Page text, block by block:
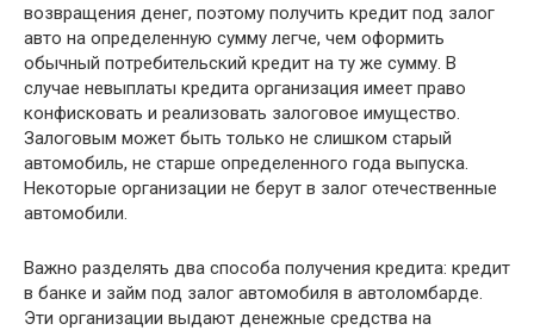
возвращения денег, поэтому получить кредит под залог
авто на определенную сумму легче, чем оформить
обычный потребительский кредит на ту же сумму. В
случае невыплаты кредита организация имеет право
конфисковать и реализовать залоговое имущество.
Залоговым может быть только не слишком старый
автомобиль, не старше определенного года выпуска.
Некоторые организации не берут в залог отечественные
автомобили.
Важно разделять два способа получения кредита: кредит
в банке и займ под залог автомобиля в автоломбарде.
Эти организации выдают денежные средства на